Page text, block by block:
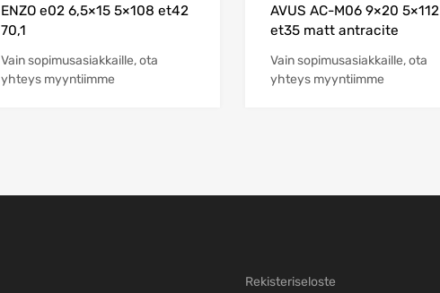
ENZO e02 6,5×15 5×108 et42
70,1
Vain sopimusasiakkaille, ota
yhteys myyntiimme
AVUS AC-M06 9×20 5×112
et35 matt antracite
Vain sopimusasiakkaille, ota
yhteys myyntiimme
Rekisteriseloste